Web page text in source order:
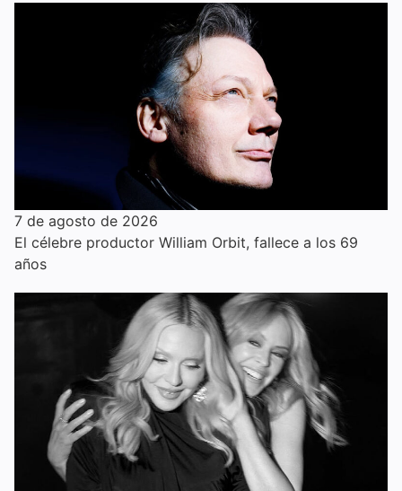
7 de agosto de 2026
El célebre productor William Orbit, fallece a los 69
años